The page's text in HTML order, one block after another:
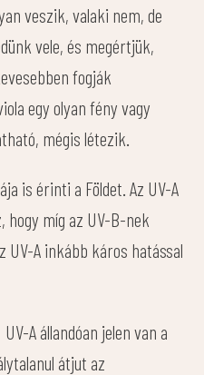
veszik, valaki nem, de
vele, és megértjük,
fogják
egy olyan fény vagy
mégis létezik.
is érinti a Földet. Az UV-A
hogy míg az UV-B-nek
UV-A inkább káros hatással
A állandóan jelen van a
átjut az